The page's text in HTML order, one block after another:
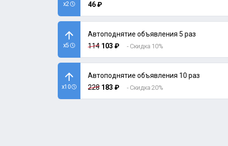
x2
46 ₽
x5
Автоподнятие объявления 5 раз
114 103 ₽ - Скидка 10%
x10
Автоподнятие объявления 10 раз
228 183 ₽ - Скидка 20%